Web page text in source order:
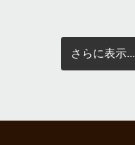
さらに表示...